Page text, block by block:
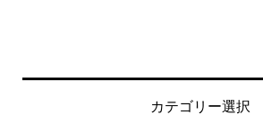
カテゴリー選択